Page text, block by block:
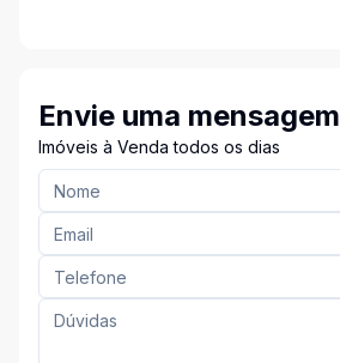
Envie uma mensagem
Imóveis à Venda todos os dias